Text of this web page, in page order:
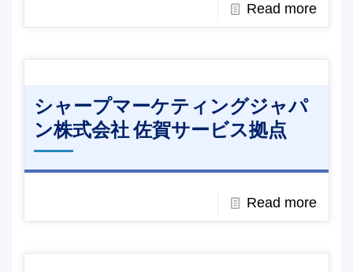
Read more
シャープマーケティングジャパ
ン株式会社 佐賀サービス拠点
Read more